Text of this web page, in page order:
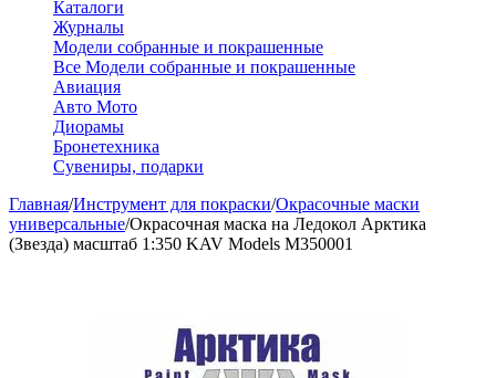
Каталоги
Журналы
Модели собранные и покрашенные
Все Модели собранные и покрашенные
Авиация
Авто Мото
Диорамы
Бронетехника
Сувениры, подарки
Главная/Инструмент для покраски/Окрасочные маски
универсальные/Окрасочная маска на Ледокол Арктика
(Звезда) масштаб 1:350 KAV Models M350001